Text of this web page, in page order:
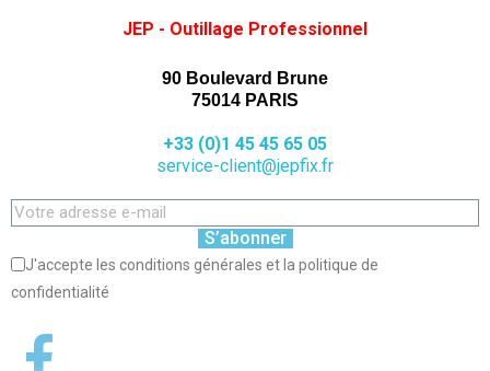
JEP - Outillage Professionnel
90 Boulevard Brune
75014 PARIS
+33 (0)1 45 45 65 05
service-client@jepfix.fr
S’abonner
J'accepte les conditions générales et la politique de
confidentialité